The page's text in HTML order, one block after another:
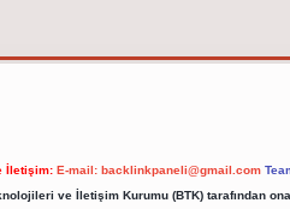
İletişim: E-mail: backlinkpaneli@gmail.com
ve İletişim Kurumu (BTK) tarafından